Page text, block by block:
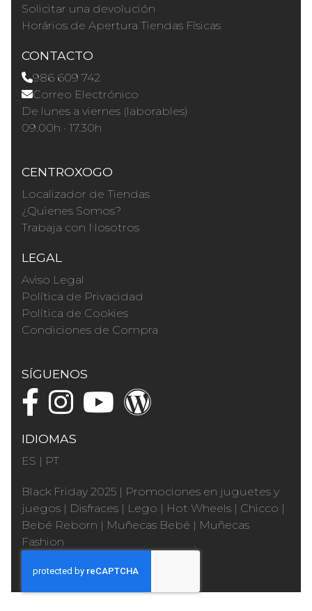
Solicitar una devolución
Horários de Apertura Tiendas Físicas
CONTACTO
986 609 742
Correo Electrónico
De lunes a viernes (laborables)
09.00h · 17.30h
CENTROXOGO
Localizador de Tiendas
¿Quienes Somos?
Trabaja con Nosotros
LEGAL
Aviso Legal
Política de Privacidad
Política de Cookies
Condiciones de Compra
SÍGUENOS
IDIOMAS
ES | PT
Black Friday 2025 | Promociones en juguetes y
juegos | Disfraces | Lego | Hot Wheels | Chicco |
Bebé Reborn | Muñecas Bebé | Muñecas
Fashion